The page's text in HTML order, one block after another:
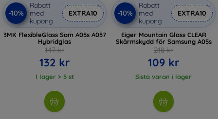
-10%
Rabatt
med
kupong
EXTRA10
3MK FlexibleGlass Sam A05s A057
Hybridglas
147 kr
132 kr
I lager > 5 st
-10%
Rabatt
med
kupong
EXTRA10
Eiger Mountain Glass CLEAR
Skärmskydd för Samsung A05s
218 kr
109 kr
Sista varan i lager